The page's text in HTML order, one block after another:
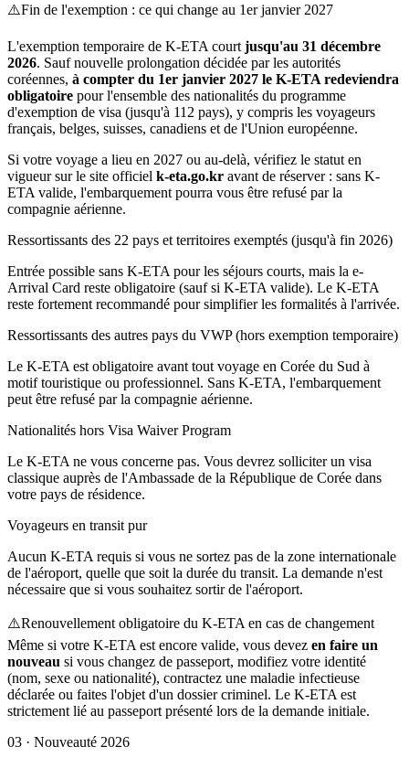
⚠️Fin de l'exemption : ce qui change au 1er janvier 2027
L'exemption temporaire de K-ETA court jusqu'au 31 décembre
2026. Sauf nouvelle prolongation décidée par les autorités
coréennes, à compter du 1er janvier 2027 le K-ETA redeviendra
obligatoire pour l'ensemble des nationalités du programme
d'exemption de visa (jusqu'à 112 pays), y compris les voyageurs
français, belges, suisses, canadiens et de l'Union européenne.
Si votre voyage a lieu en 2027 ou au-delà, vérifiez le statut en
vigueur sur le site officiel k-eta.go.kr avant de réserver : sans K-
ETA valide, l'embarquement pourra vous être refusé par la
compagnie aérienne.
Ressortissants des 22 pays et territoires exemptés (jusqu'à fin 2026)
Entrée possible sans K-ETA pour les séjours courts, mais la e-
Arrival Card reste obligatoire (sauf si K-ETA valide). Le K-ETA
reste fortement recommandé pour simplifier les formalités à l'arrivée.
Ressortissants des autres pays du VWP (hors exemption temporaire)
Le K-ETA est obligatoire avant tout voyage en Corée du Sud à
motif touristique ou professionnel. Sans K-ETA, l'embarquement
peut être refusé par la compagnie aérienne.
Nationalités hors Visa Waiver Program
Le K-ETA ne vous concerne pas. Vous devrez solliciter un visa
classique auprès de l'Ambassade de la République de Corée dans
votre pays de résidence.
Voyageurs en transit pur
Aucun K-ETA requis si vous ne sortez pas de la zone internationale
de l'aéroport, quelle que soit la durée du transit. La demande n'est
nécessaire que si vous souhaitez sortir de l'aéroport.
⚠️Renouvellement obligatoire du K-ETA en cas de changement
Même si votre K-ETA est encore valide, vous devez en faire un
nouveau si vous changez de passeport, modifiez votre identité
(nom, sexe ou nationalité), contractez une maladie infectieuse
déclarée ou faites l'objet d'un dossier criminel. Le K-ETA est
strictement lié au passeport présenté lors de la demande initiale.
03 · Nouveauté 2026